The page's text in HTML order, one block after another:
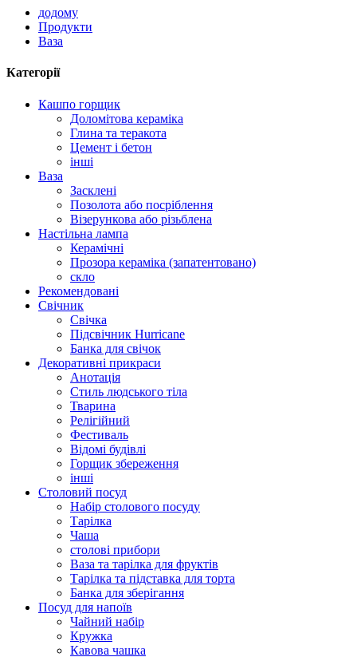
додому
Продукти
Ваза
Категорії
Кашпо горщик
Доломітова кераміка
Глина та теракота
Цемент і бетон
інші
Ваза
Засклені
Позолота або посріблення
Візерункова або різьблена
Настільна лампа
Керамічні
Прозора кераміка (запатентовано)
скло
Рекомендовані
Свічник
Свічка
Підсвічник Hurricane
Банка для свічок
Декоративні прикраси
Анотація
Стиль людського тіла
Тварина
Релігійний
Фестиваль
Відомі будівлі
Горщик збереження
інші
Столовий посуд
Набір столового посуду
Тарілка
Чаша
столові прибори
Ваза та тарілка для фруктів
Тарілка та підставка для торта
Банка для зберігання
Посуд для напоїв
Чайний набір
Кружка
Кавова чашка